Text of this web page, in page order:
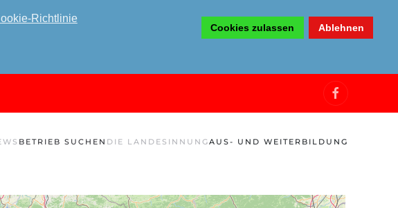
Richtlinie
Cookies zulassen Ablehnen
BETRIEB SUCHEN DIE LANDESINNUNGAUS- UND WEITERBILDUNG